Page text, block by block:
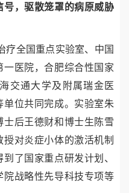
，驱散笼罩的病原威胁
疗全国重点实验室、中国
医院，合肥综合性国家
交通大学及附属瑞金医
单位共同完成。实验室朱
后王德财和博士生陈雪
对炎症小体的激活机制
了国家重点研发计划、
院战略性先导科技专项等